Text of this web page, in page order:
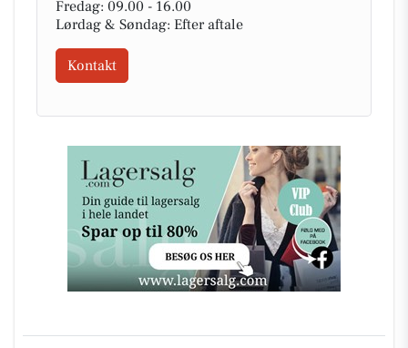
Fredag: 09.00 - 16.00
Lørdag & Søndag: Efter aftale
Kontakt